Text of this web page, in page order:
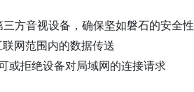
方音视设备，确保坚如磐石的安全性
网范围内的数据传送
或拒绝设备对局域网的连接请求